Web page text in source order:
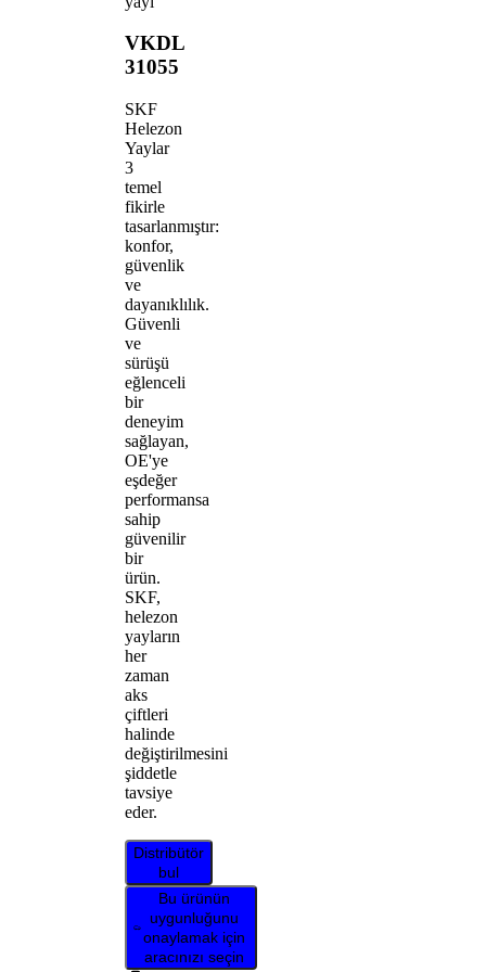
VKDL
31055
SKF
Helezon
Yaylar
3
temel
fikirle
tasarlanmıştır:
konfor,
güvenlik
ve
dayanıklılık.
Güvenli
ve
sürüşü
eğlenceli
bir
deneyim
sağlayan,
OE'ye
eşdeğer
performansa
sahip
güvenilir
bir
ürün.
SKF,
helezon
yayların
her
zaman
aks
çiftleri
halinde
değiştirilmesini
şiddetle
tavsiye
eder.
Distribütör
bul
Bu ürünün
uygunluğunu
onaylamak için
aracınızı seçin